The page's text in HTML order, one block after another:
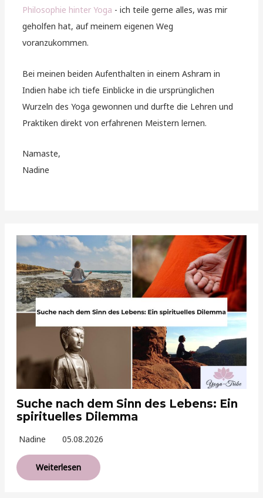
Philosophie hinter Yoga - ich teile gerne alles, was mir
geholfen hat, auf meinem eigenen Weg
voranzukommen.
Bei meinen beiden Aufenthalten in einem Ashram in
Indien habe ich tiefe Einblicke in die ursprünglichen
Wurzeln des Yoga gewonnen und durfte die Lehren und
Praktiken direkt von erfahrenen Meistern lernen.
Namaste,
Nadine
Suche nach dem Sinn des Lebens: Ein
spirituelles Dilemma
Nadine 05.08.2026
Weiterlesen